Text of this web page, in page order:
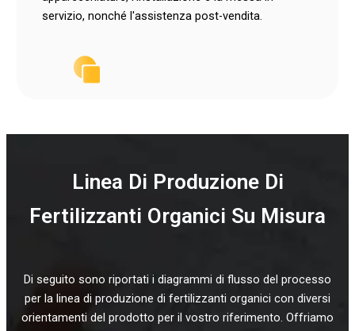
servizio, nonché l'assistenza post-vendita.
Linea Di Produzione Di
Fertilizzanti Organici Su Misura
Di seguito sono riportati i diagrammi di flusso del processo
per la linea di produzione di fertilizzanti organici con diversi
orientamenti del prodotto per il vostro riferimento. Offriamo